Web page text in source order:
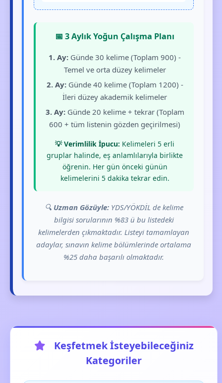
📅 3 Aylık Yoğun Çalışma Planı
1. Ay: Günde 30 kelime (Toplam 900) -
Temel ve orta düzey kelimeler
2. Ay:Günde 40 kelime (Toplam 1200) -
İleri düzey akademik kelimeler
3. Ay:Günde 20 kelime + tekrar (Toplam
600 + tüm listenin gözden geçirilmesi)
💡 Verimlilik İpucu: Kelimeleri 5 erli
gruplar halinde, eş anlamlılarıyla birlikte
öğrenin. Her gün önceki günün
kelimelerini 5 dakika tekrar edin.
🔍 Uzman Gözüyle:YDS/YÖKDİL de kelime
bilgisi sorularının %83 ü bu listedeki
kelimelerden çıkmaktadır. Listeyi tamamlayan
adaylar, sınavın kelime bölümlerinde ortalama
%25 daha başarılı olmaktadır.
Keşfetmek İsteyebileceğiniz
Kategoriler